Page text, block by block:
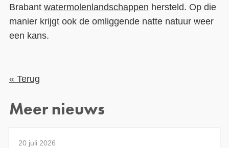
Brabant watermolenlandschappen hersteld. Op die
manier krijgt ook de omliggende natte natuur weer
een kans.
« Terug
Meer nieuws
20 juli 2026